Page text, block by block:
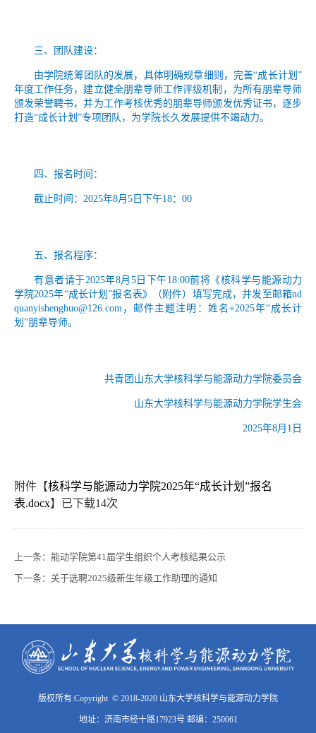
三、团队建设：
由学院统筹团队的发展，具体明确规章细则，完善“成长计划”
年度工作任务，建立健全朋辈导师工作评级机制，为所有朋辈导师
颁发荣誉聘书，并为工作考核优秀的朋辈导师颁发优秀证书，逐步
打造“成长计划”专项团队，为学院长久发展提供不竭动力。
四、报名时间：
截止时间：2025年8月5日下午18：00
五、报名程序：
有意者请于2025年8月5日下午18:00前将《核科学与能源动力
学院2025年“成长计划”报名表》（附件）填写完成，并发至邮箱nd
quanyishenghuo@126.com，邮件主题注明：姓名+2025年“成长计
划”朋辈导师。
共青团山东大学核科学与能源动力学院委员会
山东大学核科学与能源动力学院学生会
2025年8月1日
附件【核科学与能源动力学院2025年“成长计划”报名
表.docx】已下载14次
上一条： 能动学院第41届学生组织个人考核结果公示
下一条： 关于选聘2025级新生年级工作助理的通知
版权所有:Copyright © 2018-2020 山东大学核科学与能源动力学院
地址：济南市经十路17923号 邮编：250061